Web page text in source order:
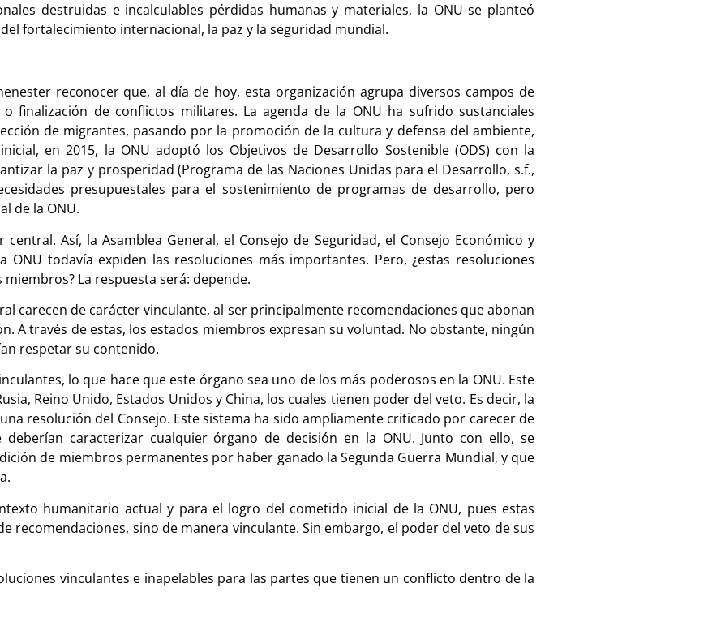
destruidas e incalculables pérdidas humanas y materiales, la ONU se planteó
fortalecimiento internacional, la paz y la seguridad mundial.
reconocer que, al día de hoy, esta organización agrupa diversos campos de
finalización de conflictos militares. La agenda de la ONU ha sufrido sustanciales
de migrantes, pasando por la promoción de la cultura y defensa del ambiente,
en 2015, la ONU adoptó los Objetivos de Desarrollo Sostenible (ODS) con la
la paz y prosperidad (Programa de las Naciones Unidas para el Desarrollo, s.f.,
presupuestales para el sostenimiento de programas de desarrollo, pero
de la ONU.
Así, la Asamblea General, el Consejo de Seguridad, el Consejo Económico y
todavía expiden las resoluciones más importantes. Pero, ¿estas resoluciones
La respuesta será: depende.
carecen de carácter vinculante, al ser principalmente recomendaciones que abonan
A través de estas, los estados miembros expresan su voluntad. No obstante, ningún
respetar su contenido.
lo que hace que este órgano sea uno de los más poderosos en la ONU. Este
Reino Unido, Estados Unidos y China, los cuales tienen poder del veto. Es decir, la
resolución del Consejo. Este sistema ha sido ampliamente criticado por carecer de
caracterizar cualquier órgano de decisión en la ONU. Junto con ello, se
de miembros permanentes por haber ganado la Segunda Guerra Mundial, y que
humanitario actual y para el logro del cometido inicial de la ONU, pues estas
recomendaciones, sino de manera vinculante. Sin embargo, el poder del veto de sus
vinculantes e inapelables para las partes que tienen un conflicto dentro de la